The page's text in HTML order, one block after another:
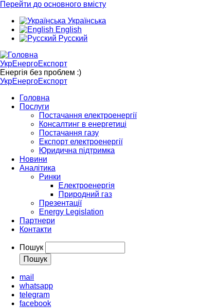
Перейти до основного вмісту
Українська
English
Русский
УкрЕнергоЕкспорт
Енергія без проблем :)
УкрЕнергоЕкспорт
Головна
Послуги
Постачання електроенергії
Консалтинг в енергетиці
Постачання газу
Експорт електроенергії
Юридична підтримка
Новини
Аналітика
Ринки
Електроенергія
Природний газ
Презентації
Energy Legislation
Партнери
Контакти
Пошук
mail
whatsapp
telegram
facebook